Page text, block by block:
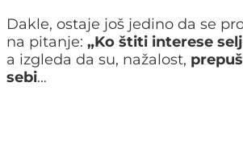
Dakle, ostaje još jedino da se
na pitanje: „Ko štiti interese
a izgleda da su, nažalost,
sebi…